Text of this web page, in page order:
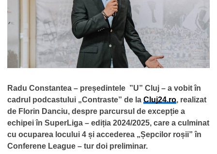
Radu Constantea – președintele ”U” Cluj – a vobit în
cadrul podcastului „Contraste” de la Cluj24.ro, realizat
de Florin Danciu, despre parcursul de excepție a
echipei în SuperLiga – ediția 2024/2025, care a culminat
cu ocuparea locului 4 și accederea „Șepcilor roșii” în
Conferene League – tur doi preliminar.